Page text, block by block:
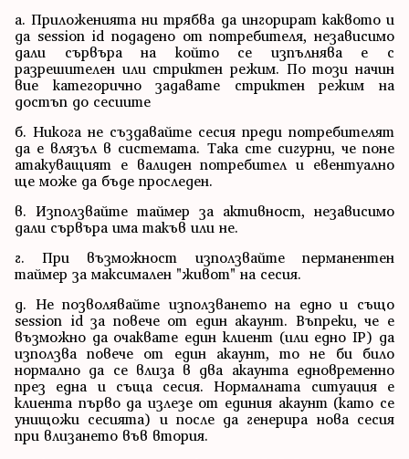
а. Приложенията ни трябва да ингорират каквото и
да session id подадено от потребителя, независимо
дали сървъра на който се изпълнява е с
разрешителен или стриктен режим. По този начин
вие категорично задавате стриктен режим на
достъп до сесиите
б. Никога не създавайте сесия преди потребителят
да е влязъл в системата. Така сте сигурни, че поне
атакуващият е валиден потребител и евентуално
ще може да бъде проследен.
в. Използвайте таймер за активност, независимо
дали сървъра има такъв или не.
г. При възможност използвайте перманентен
таймер за максимален "живот" на сесия.
д. Не позволявайте използването на едно и също
session id за повече от един акаунт. Въпреки, че е
възможно да очаквате един клиент (или едно IP) да
използва повече от един акаунт, то не би било
нормално да се влиза в два акаунта едновременно
през една и съща сесия. Нормалната ситуация е
клиента първо да излезе от единия акаунт (като се
унищожи сесията) и после да генерира нова сесия
при влизането във втория.